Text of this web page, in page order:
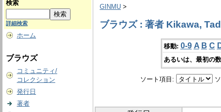
検索
詳細検索
ホーム
ブラウズ
コミュニティ/
コレクション
発行日
著者
GINMU >
ブラウズ : 著者 Kikawa,
移動: 0-9 A B C
あるいは、最初の
ソート項目: